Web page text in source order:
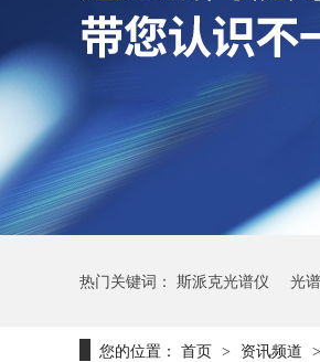
热门关键词： 斯派克光谱仪 光
您的位置： 首页 > 资讯频道 >